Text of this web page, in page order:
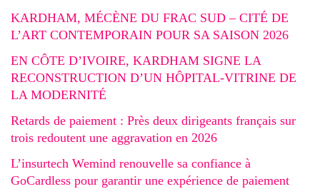
KARDHAM, MÉCÈNE DU FRAC SUD – CITÉ DE
L’ART CONTEMPORAIN POUR SA SAISON 2026
EN CÔTE D’IVOIRE, KARDHAM SIGNE LA
RECONSTRUCTION D’UN HÔPITAL-VITRINE DE
LA MODERNITÉ
Retards de paiement : Près deux dirigeants français sur
trois redoutent une aggravation en 2026
L’insurtech Wemind renouvelle sa confiance à
GoCardless pour garantir une expérience de paiement